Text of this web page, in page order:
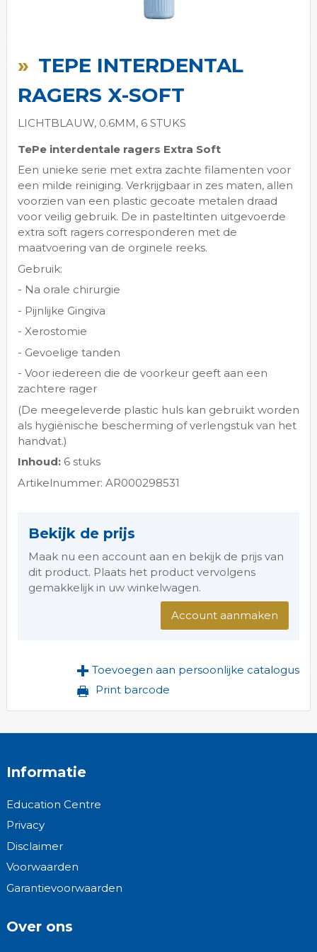
TEPE INTERDENTAL
RAGERS X-SOFT
LICHTBLAUW, 0.6MM, 6 STUKS
TePe interdentale ragers Extra Soft
Een unieke serie met extra zachte filamenten voor
een milde reiniging. Verkrijgbaar in zes maten, allen
voorzien van een plastic gecoate metalen draad
voor veilig gebruik. De in pasteltinten uitgevoerde
extra soft ragers corresponderen met de
maatvoering van de orginele reeks.
Gebruik:
- Na orale chirurgie
- Pijnlijke Gingiva
- Xerostomie
- Gevoelige tanden
- Voor iedereen die de voorkeur geeft aan een
zachtere rager
(De meegeleverde plastic huls kan gebruikt worden
als hygiënische bescherming of verlengstuk van het
handvat.)
Inhoud:6 stuks
Artikelnummer: AR000298531
Bekijk de prijs
Maak nu een account aan en bekijk de prijs van
dit product. Plaats het product vervolgens
gemakkelijk in uw winkelwagen.
Account aanmaken
Toevoegen aan persoonlijke catalogus
Print barcode
het
van
afbeeldingen-
gallerij
Informatie
Education Centre
Privacy
Disclaimer
Voorwaarden
Garantievoorwaarden
Over ons